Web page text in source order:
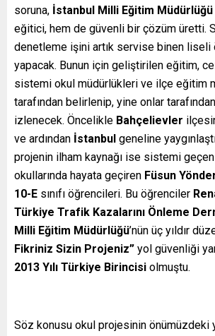
soruna, İstanbul Milli Eğitim Müdürlüğü
eğitici, hem de güvenli bir çözüm üretti.
denetleme işini artık servise binen liseli
yapacak. Bunun için geliştirilen eğitim,
sistemi okul müdürlükleri ve ilçe eğitim
tarafından belirlenip, yine onlar
izlenecek. Öncelikle Bahçelievler
ve ardından İstanbul geneline
projenin ilham kaynağı ise sistemi
okullarında hayata geçiren Füsun
10-E sınıfı öğrencileri. Bu öğrenciler
Türkiye Trafik Kazalarını Önleme
Milli Eğitim Müdürlüğü’nün üç yıldır
Fikriniz Sizin Projeniz” yol güvenliği
2013 Yılı Türkiye Birincisi olmuştu.
Söz konusu okul projesinin önümüzdeki